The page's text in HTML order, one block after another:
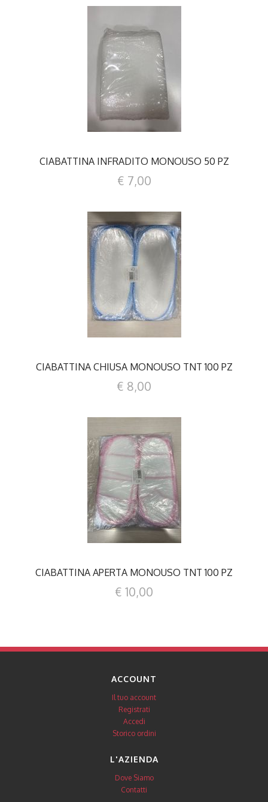
DETTAGLI
CIABATTINA INFRADITO MONOUSO 50 PZ
€ 7,00
DETTAGLI
CIABATTINA CHIUSA MONOUSO TNT 100 PZ
€ 8,00
DETTAGLI
CIABATTINA APERTA MONOUSO TNT 100 PZ
€ 10,00
ACCOUNT
Il tuo account
Registrati
Accedi
Storico ordini
L'AZIENDA
Dove Siamo
Contatti